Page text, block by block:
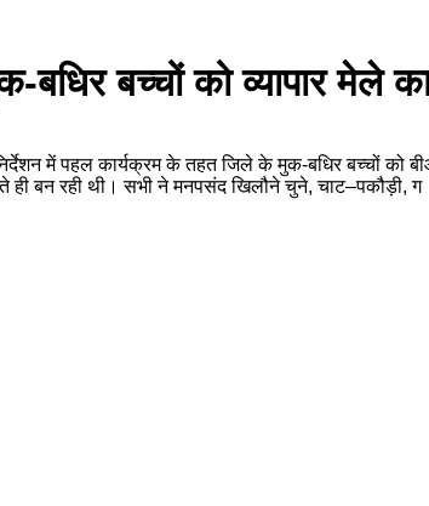
बच्चों को व्यापार मेले
में पहल कार्यक्रम के तहत जिले के मुक-बधिर बच्चों को
बन रही थी। सभी ने मनपसंद खिलौने चुने, चाट–पकौड़ी, ग